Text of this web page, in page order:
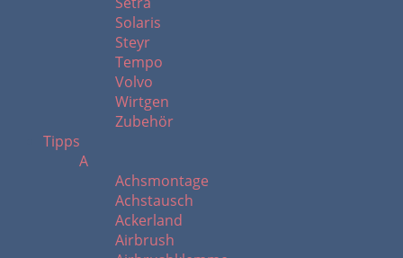
Solaris
Steyr
Tempo
Volvo
Wirtgen
Zubehör
Tipps
A
Achsmontage
Achstausch
Ackerland
Airbrush